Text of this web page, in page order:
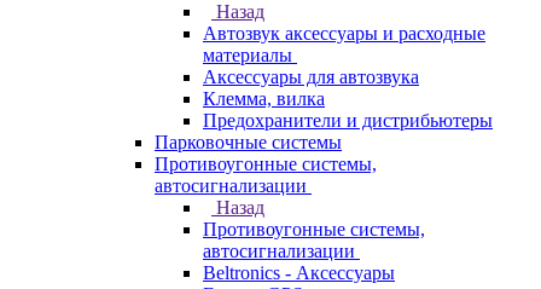
Назад
Автозвук аксессуары и расходные
материалы
Аксессуары для автозвука
Клемма, вилка
Предохранители и дистрибьютеры
Парковочные системы
Противоугонные системы,
автосигнализации
Назад
Противоугонные системы,
автосигнализации
Beltronics - Аксессуары